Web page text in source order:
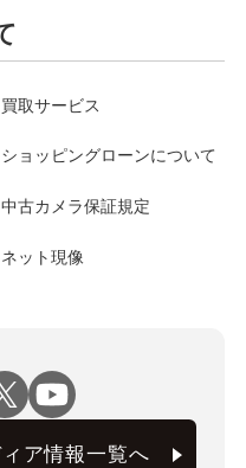
買取サービス
ショッピングローンについて
中古カメラ保証規定
ネット現像
ア情報一覧へ